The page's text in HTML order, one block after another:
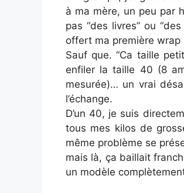
à ma mère, un peu par
pas “des livres” ou
offert ma première wrap
Sauf que. “Ca taille
enfiler la taille 40 (8
mesurée)… un vrai
l’échange.
D’un 40, je suis
tous mes kilos de
même problème se
mais là, ça baillait
un modèle